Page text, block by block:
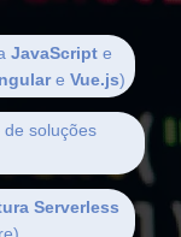
JavaScript e
e Vue.js)
soluções
Serverless